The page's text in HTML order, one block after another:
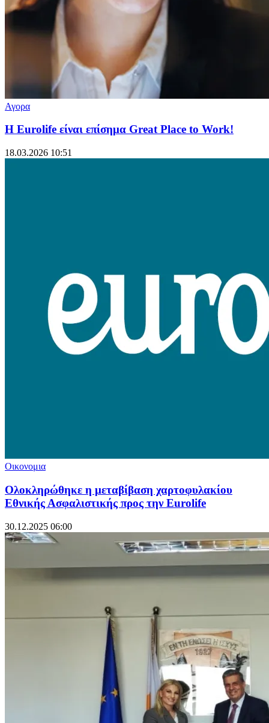
Αγορα
Η Eurolife είναι επίσημα Great Place to Work!
18.03.2026 10:51
Οικονομια
Ολοκληρώθηκε η μεταβίβαση χαρτοφυλακίου
Εθνικής Ασφαλιστικής προς την Eurolife
30.12.2025 06:00